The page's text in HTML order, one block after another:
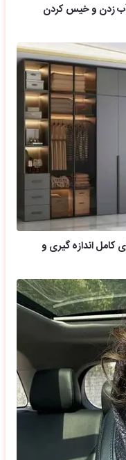
زدن و خیس کردن
کامل اندازه گیری و